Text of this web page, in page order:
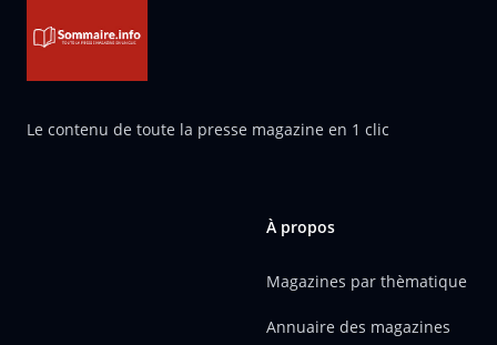
Le contenu de toute la presse magazine en 1 clic
À propos
Magazines par thèmatique
Annuaire des magazines